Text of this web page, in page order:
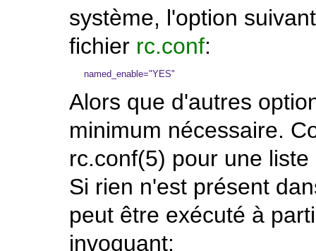
système, l'option
fichier rc.conf:
Alors que d'autres
minimum nécessaire.
rc.conf(5) pour une
Si rien n'est présent
peut être exécuté à
invoquant: